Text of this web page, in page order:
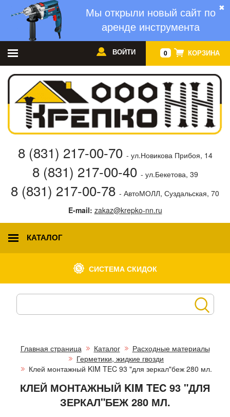
✖
Мы открыли новый сайт по
аренде инструмента
0 КОРЗИНА
ВОЙТИ
8 (831) 217-00-70 - ул.Новикова Прибоя, 14
8 (831) 217-00-40 - ул.Бекетова, 39
8 (831) 217-00-78 - АвтоМОЛЛ, Суздальская, 70
E-mail: zakaz@krepko-nn.ru
КАТАЛОГ
СИСТЕМА СКИДОК
Главная страница Каталог
Расходные материалы
Герметики, жидкие гвозди
Клей монтажный KIM TEC 93 "для зеркал"беж 280 мл.
КЛЕЙ МОНТАЖНЫЙ KIM TEC 93 "ДЛЯ
ЗЕРКАЛ"БЕЖ 280 МЛ.